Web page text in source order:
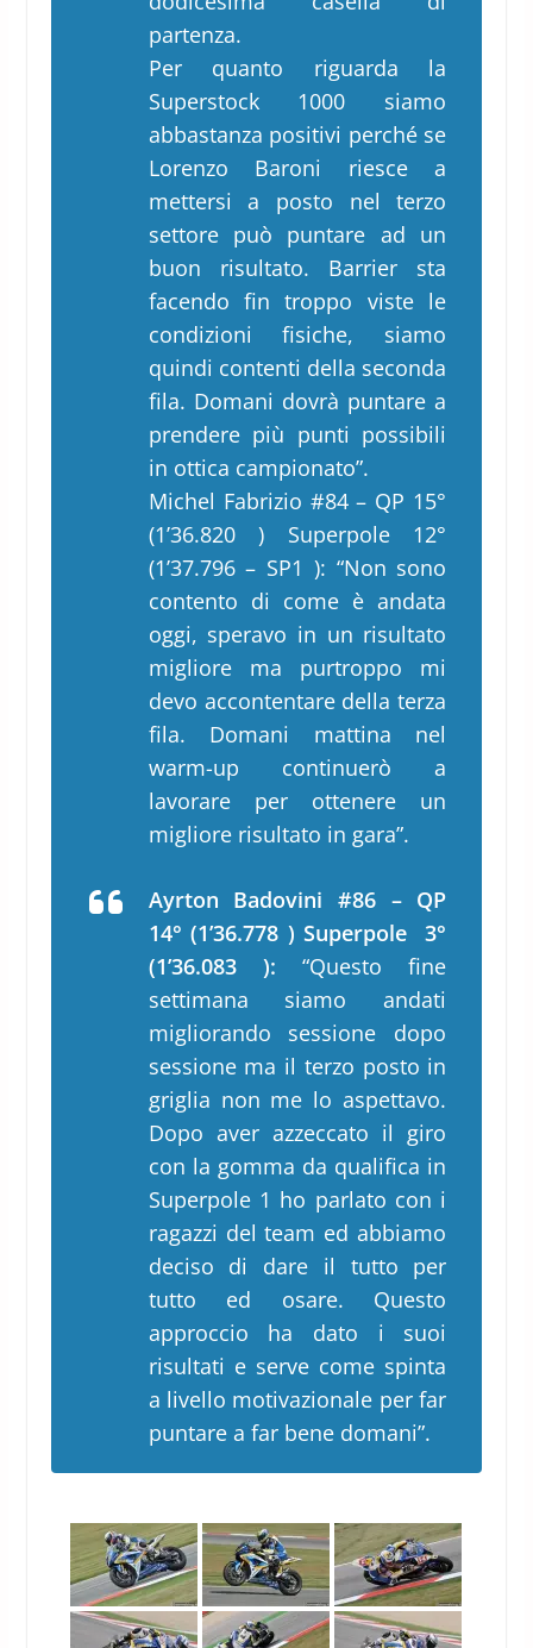
partenza.
Per quanto riguarda la
Superstock 1000 siamo
abbastanza positivi perché se
Lorenzo Baroni riesce a
mettersi a posto nel terzo
settore può puntare ad un
buon risultato. Barrier sta
facendo fin troppo viste le
condizioni fisiche, siamo
quindi contenti della seconda
fila. Domani dovrà puntare a
prendere più punti possibili
in ottica campionato”.
Michel Fabrizio #84 – QP 15°
(1’36.820 ) Superpole 12°
(1’37.796 – SP1 ): “Non sono
contento di come è andata
oggi, speravo in un risultato
migliore ma purtroppo mi
devo accontentare della terza
fila. Domani mattina nel
warm-up continuerò a
lavorare per ottenere un
migliore risultato in gara”.
Ayrton Badovini #86 – QP
14° (1’36.778 ) Superpole 3°
(1’36.083 ): “Questo fine
settimana siamo andati
migliorando sessione dopo
sessione ma il terzo posto in
griglia non me lo aspettavo.
Dopo aver azzeccato il giro
con la gomma da qualifica in
Superpole 1 ho parlato con i
ragazzi del team ed abbiamo
deciso di dare il tutto per
tutto ed osare. Questo
approccio ha dato i suoi
risultati e serve come spinta
a livello motivazionale per far
puntare a far bene domani”.